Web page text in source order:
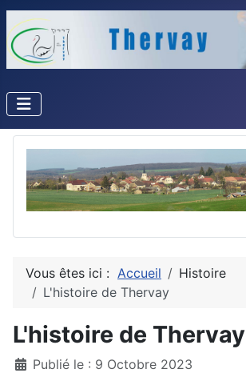
Vous êtes ici : Accueil
Histoire
L'histoire de Thervay
L'histoire de Thervay
DétailsPublié le : 9 Octobre 2023